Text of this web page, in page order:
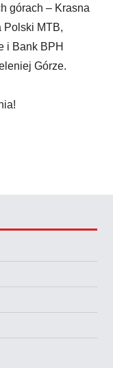
górach – Krasna
Polski MTB,
i Bank BPH
Górze.